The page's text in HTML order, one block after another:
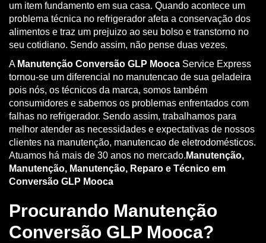
um item fundamento em sua casa. Quando acontece um
problema técnica no refrigerador afeta a conservação dos
alimentos e traz um prejuizo ao seu bolso e transtorno no
seu cotidiano. Sendo assim, não pense duas vezes.
A Manutenção Conversão GLP Mooca Service Express
tornou-se um diferencial no manutencao de sua geladeira
pois nós, os técnicos da marca, somos também
consumidores e sabemos os problemas enfrentados com
falhas no refrigerador. Sendo assim, trabalhamos para
melhor atender as necessidades e expectativas de nossos
clientes na manutenção, manutencao de eletrodomésticos.
Atuamos há mais de 30 anos no mercado. Manutenção,
Manutenção, Manutenção, Reparo e Técnico em
Conversão GLP Mooca
Procurando Manutenção
Conversão GLP Mooca?